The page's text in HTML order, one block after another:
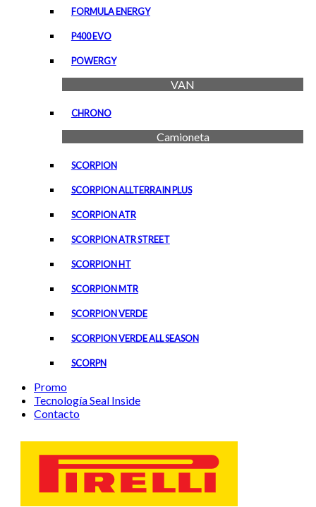
FORMULA ENERGY
P400 EVO
POWERGY
VAN
CHRONO
Camioneta
SCORPION
SCORPION ALLTERRAIN PLUS
SCORPION ATR
SCORPION ATR STREET
SCORPION HT
SCORPION MTR
SCORPION VERDE
SCORPION VERDE ALL SEASON
SCORPN
Promo
Tecnología Seal Inside
Contacto